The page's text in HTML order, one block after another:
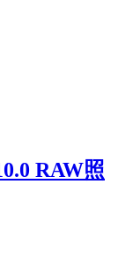
RAW照